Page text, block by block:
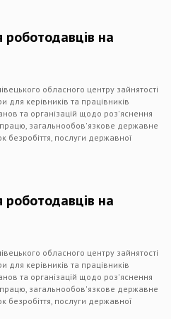
роботодавців на
обласного центру зайнятості
для керівників та працівників
та організацій щодо роз'яснення
працю, загальнообов'язкове державне
безробіття, послуги державної
роботодавців на
обласного центру зайнятості
для керівників та працівників
та організацій щодо роз'яснення
працю, загальнообов'язкове державне
безробіття, послуги державної